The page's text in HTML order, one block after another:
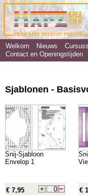
Welkom Nieuws
Contact en Openingstijden
Sjablonen -
Snij-Sjabloon
Envelop 1
€ 7,95 €